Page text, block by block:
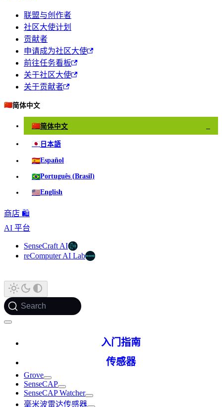
联盟与创作者
社区大使计划
贡献者
申请成为社区大使
前往任务看板
关于社区大使
关于贡献者
🇨🇳简体中文
🇨🇳简体中文
🇯🇵 日本語
🇪🇸Español
🇧🇷Português (Brasil)
🇺🇸English
商店 🛍️
AI 平台
SenseCraft AI
reComputer AI Lab
Search
入门指南
传感器
Grove
SenseCAP
SenseCAP Watcher
毫米波雷达传感器